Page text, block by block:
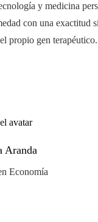
y medicina
con una exactitud
propio gen terapéutico.
Aranda
Economía